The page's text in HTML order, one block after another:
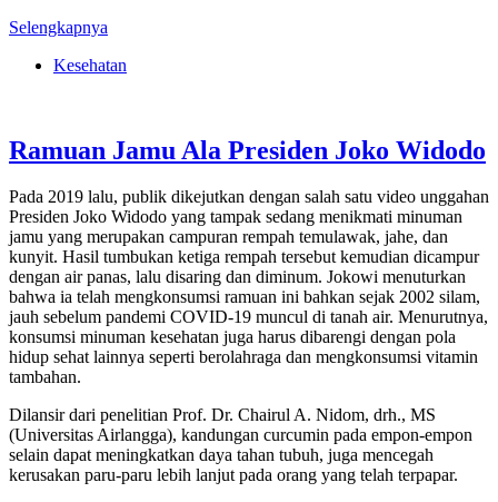
Selengkapnya
Kesehatan
Ramuan Jamu Ala Presiden Joko Widodo
Pada 2019 lalu, publik dikejutkan dengan salah satu video unggahan
Presiden Joko Widodo yang tampak sedang menikmati minuman
jamu yang merupakan campuran rempah temulawak, jahe, dan
kunyit. Hasil tumbukan ketiga rempah tersebut kemudian dicampur
dengan air panas, lalu disaring dan diminum. Jokowi menuturkan
bahwa ia telah mengkonsumsi ramuan ini bahkan sejak 2002 silam,
jauh sebelum pandemi COVID-19 muncul di tanah air. Menurutnya,
konsumsi minuman kesehatan juga harus dibarengi dengan pola
hidup sehat lainnya seperti berolahraga dan mengkonsumsi vitamin
tambahan.
Dilansir dari penelitian Prof. Dr. Chairul A. Nidom, drh., MS
(Universitas Airlangga), kandungan curcumin pada empon-empon
selain dapat meningkatkan daya tahan tubuh, juga mencegah
kerusakan paru-paru lebih lanjut pada orang yang telah terpapar.